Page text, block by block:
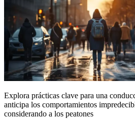
Explora prácticas clave para una
anticipa los comportamientos
considerando a los peatones